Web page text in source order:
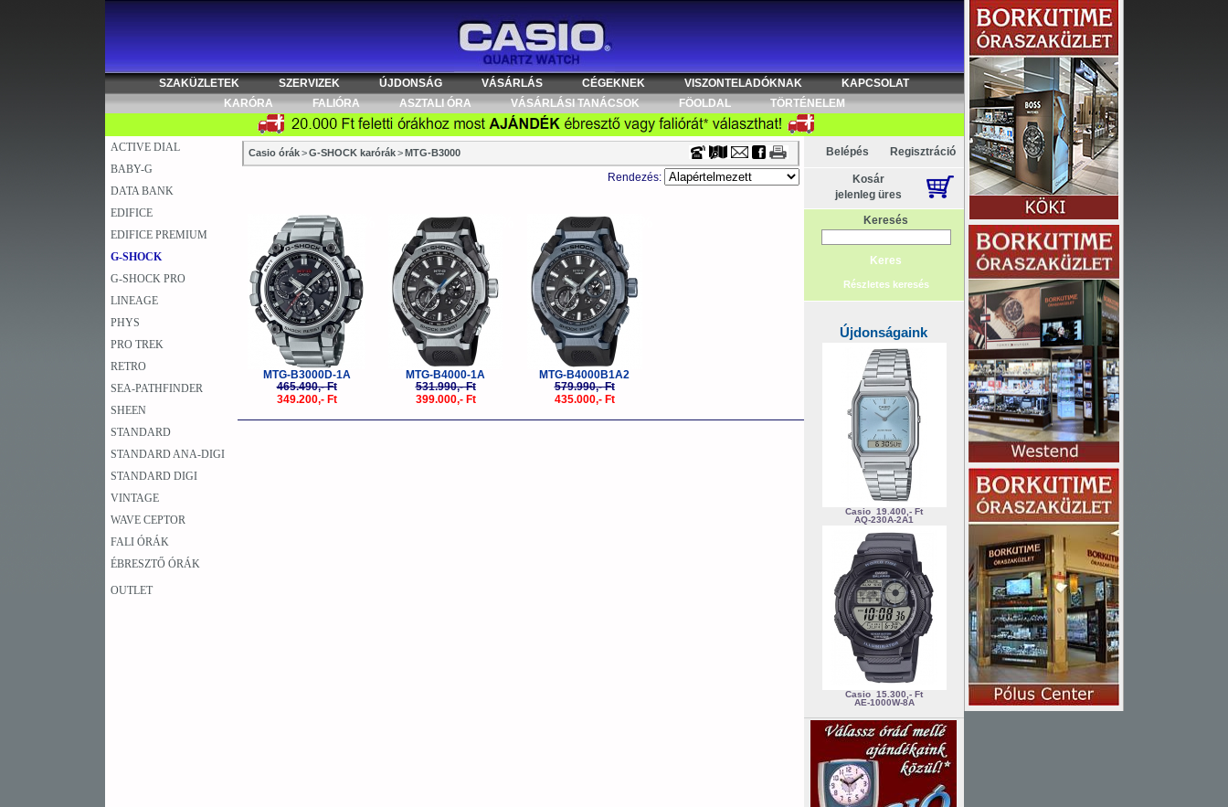
Timecenter
SZAKÜZLETEK SZERVIZEK ÚJDONSÁG VÁSÁRLÁS CÉGEKNEK VISZONTELADÓKNAK
KAPCSOLAT
KARÓRA
FALIÓRA ASZTALI ÓRA VÁSÁRLÁSI TANÁCSOK FÖOLDAL TÖRTÉNELEM
ACTIVE DIAL
BABY-G
DATA BANK
EDIFICE
EDIFICE PREMIUM
G-SHOCK
G-SHOCK PRO
LINEAGE
PHYS
PRO TREK
RETRO
SEA-PATHFINDER
SHEEN
STANDARD
STANDARD ANA-DIGI
STANDARD DIGI
VINTAGE
WAVE CEPTOR
FALI ÓRÁK
ÉBRESZTŐ ÓRÁK
OUTLET
Casio órák > G-SHOCK karórák > MTG-B3000
Rendezés:
-25%
MTG-B3000D-1A
465.490,- Ft
349.200,- Ft
MTG-B4000-1A
531.990,- Ft
399.000,- Ft
MTG-B4000B1A2
579.990,- Ft
435.000,- Ft
Belépés Regisztráció
Kosár
jelenleg üres
Keresés
Részletes keresés
Újdonságaink
Casio 19.400,- Ft
AQ-230A-2A1
Casio 15.300,- Ft
AE-1000W-8A